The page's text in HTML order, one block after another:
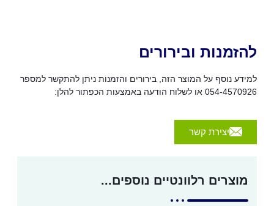
להזמנות ובירורים
למידע נוסף על המוצר הזה, בירורים והזמנות ניתן להתקשר למספר
054-4570926 או לשלוח הודעה באמצעות הכפתור להלן:
יצירת קשר
מוצרים רלוונטיים נוספים...